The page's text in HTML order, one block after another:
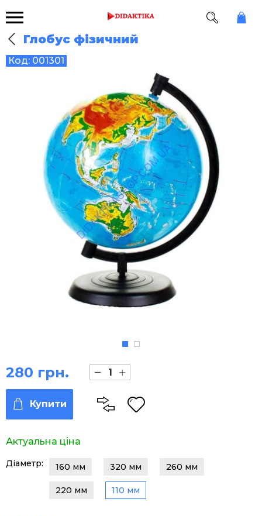
Глобус фізичний
Код: 001301
Діаметр: 160 мм 320 мм 260 мм
220 мм 110 мм
Актуальна ціна
280 грн.
Купити